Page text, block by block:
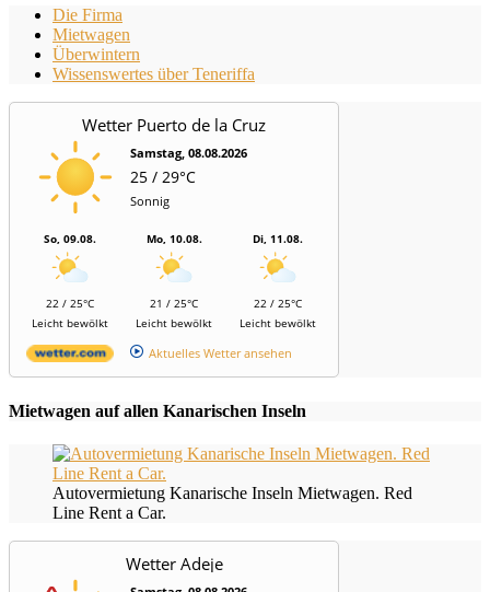
Die Firma
Mietwagen
Überwintern
Wissenswertes über Teneriffa
Wetter Puerto de la Cruz
Samstag, 08.08.2026
25 / 29°C
Sonnig
So, 09.08.
22 / 25°C
Leicht bewölkt
Mo, 10.08.
21 / 25°C
Leicht bewölkt
Di, 11.08.
22 / 25°C
Leicht bewölkt
Aktuelles Wetter ansehen
Mietwagen auf allen Kanarischen Inseln
Autovermietung Kanarische Inseln Mietwagen. Red
Line Rent a Car.
Wetter Adeje